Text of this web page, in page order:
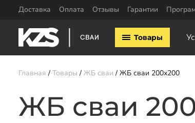
Доставка Оплата Отзывы Гарантии
Товары
Винтовые сваи 57мм
Винтовые сваи 108мм
Винтовые сваи 159мм
Винтовые сваи 219мм
ЖБ
свай
Главная Товары ЖБ сваи ЖБ сваи 200х200
ЖБ сваи